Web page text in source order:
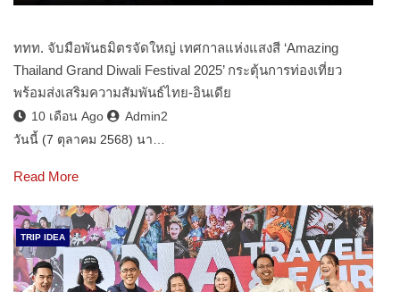
ททท. จับมือพันธมิตรจัดใหญ่ เทศกาลแห่งแสงสี ‘Amazing
Thailand Grand Diwali Festival 2025’ กระตุ้นการท่องเที่ยว
พร้อมส่งเสริมความสัมพันธ์ไทย-อินเดีย
10 เดือน Ago
Admin2
วันนี้ (7 ตุลาคม 2568) นา…
Read More
TRIP IDEA